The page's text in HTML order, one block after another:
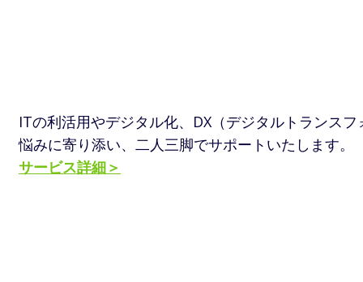
ITの利活用やデジタル化、DX（デジタルトランス
悩みに寄り添い、二人三脚でサポートいたします。
サービス詳細＞